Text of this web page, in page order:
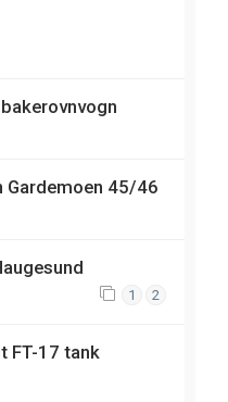
Gardemoen 45/46
1 2
FT-17 tank